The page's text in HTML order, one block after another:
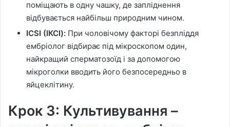
поміщають в одну чашку, де запліднення
відбувається найбільш природним чином.
ICSI (ІКСІ): При чоловічому факторі безпліддя
ембріолог відбирає під мікроскопом один,
найкращий сперматозоїд і за допомогою
мікроголки вводить його безпосередньо в
яйцеклітину.
Крок 3: Культивування –